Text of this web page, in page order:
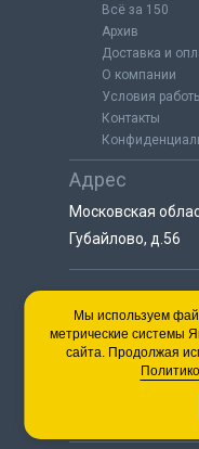
Всё за 150
Архив
Доставка и
О компании
Условия
Контакты
Адрес
Московская
Губайлово, д.56
8
пн-
8
Мы используем
метрические системы
сайта. Продолжая